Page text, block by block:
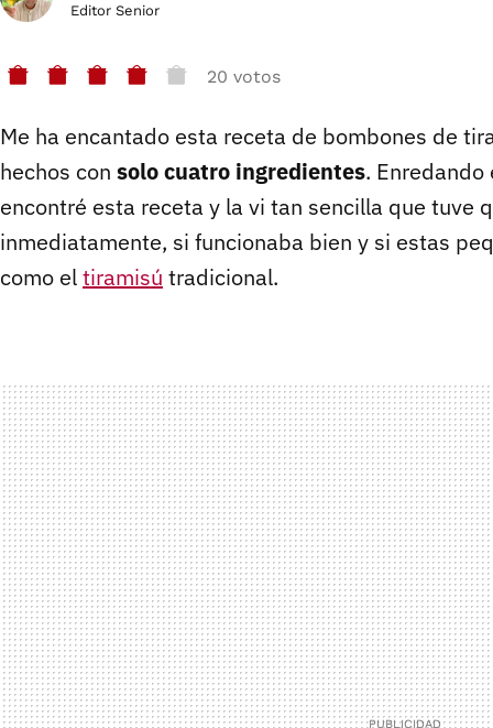
Editor Senior
20 votos
Me ha encantado esta receta de bombones de
hechos con solo cuatro ingredientes.
encontré esta receta y la vi tan sencilla que tuve
inmediatamente, si funcionaba bien y si estas
como eltiramisú tradicional.